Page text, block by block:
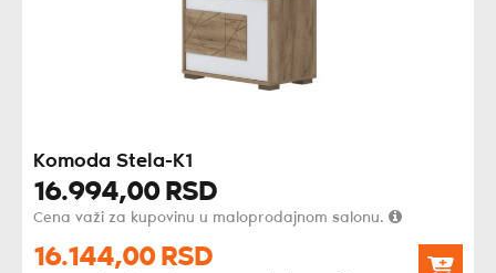
Komoda Stela-K1
16.994,00 RSD
Cena važi za kupovinu u maloprodajnom salonu.
16.144,00 RSD